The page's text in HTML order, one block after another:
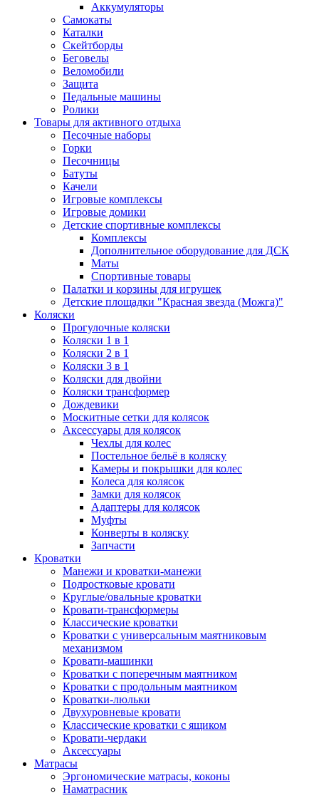
Аккумуляторы
Самокаты
Каталки
Скейтборды
Беговелы
Веломобили
Защита
Педальные машины
Ролики
Товары для активного отдыха
Песочные наборы
Горки
Песочницы
Батуты
Качели
Игровые комплексы
Игровые домики
Детские спортивные комплексы
Комплексы
Дополнительное оборудование для ДСК
Маты
Спортивные товары
Палатки и корзины для игрушек
Детские площадки "Красная звезда (Можга)"
Коляски
Прогулочные коляски
Коляски 1 в 1
Коляски 2 в 1
Коляски 3 в 1
Коляски для двойни
Коляски трансформер
Дождевики
Москитные сетки для колясок
Аксессуары для колясок
Чехлы для колес
Постельное бельё в коляску
Камеры и покрышки для колес
Колеса для колясок
Замки для колясок
Адаптеры для колясок
Муфты
Конверты в коляску
Запчасти
Кроватки
Манежи и кроватки-манежи
Подростковые кровати
Круглые/овальные кроватки
Кровати-трансформеры
Классические кроватки
Кроватки с универсальным маятниковым
механизмом
Кровати-машинки
Кроватки с поперечным маятником
Кроватки с продольным маятником
Кроватки-люльки
Двухуровневые кровати
Классические кроватки с ящиком
Кровати-чердаки
Аксессуары
Матрасы
Эргономические матрасы, коконы
Наматрасник